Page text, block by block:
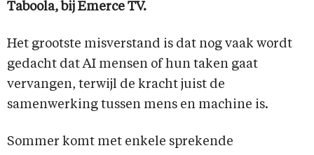
Taboola, bij Emerce TV.
Het grootste misverstand is dat nog vaak wordt
gedacht dat AI mensen of hun taken gaat
vervangen, terwijl de kracht juist de
samenwerking tussen mens en machine is.
Sommer komt met enkele sprekende